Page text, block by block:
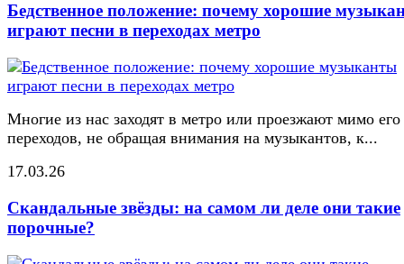
Бедственное положение: почему хорошие
играют песни в переходах метро
Многие из нас заходят в метро или проезжают мимо его
переходов, не обращая внимания на музыкантов, к...
17.03.26
Скандальные звёзды: на самом ли деле они такие
порочные?